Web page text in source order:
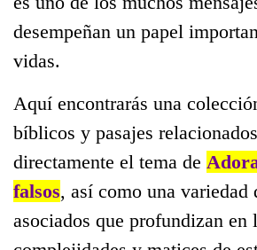
desempeñan un papel
vidas.
Aquí encontrarás una
bíblicos y pasajes
directamente el tema de
falsos, así como una variedad
asociados que profundizan en